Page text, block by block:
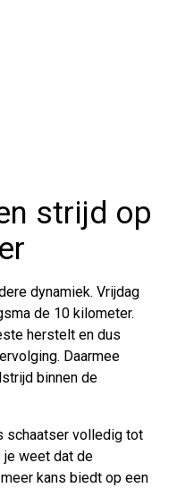
strijd op
dynamiek. Vrijdag
de 10 kilometer.
herstelt en dus
Daarmee
binnen de
schaatser volledig tot
je weet dat de
kans biedt op een